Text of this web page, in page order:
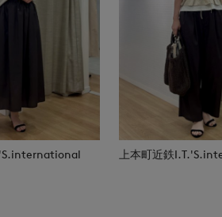
上本町近鉄